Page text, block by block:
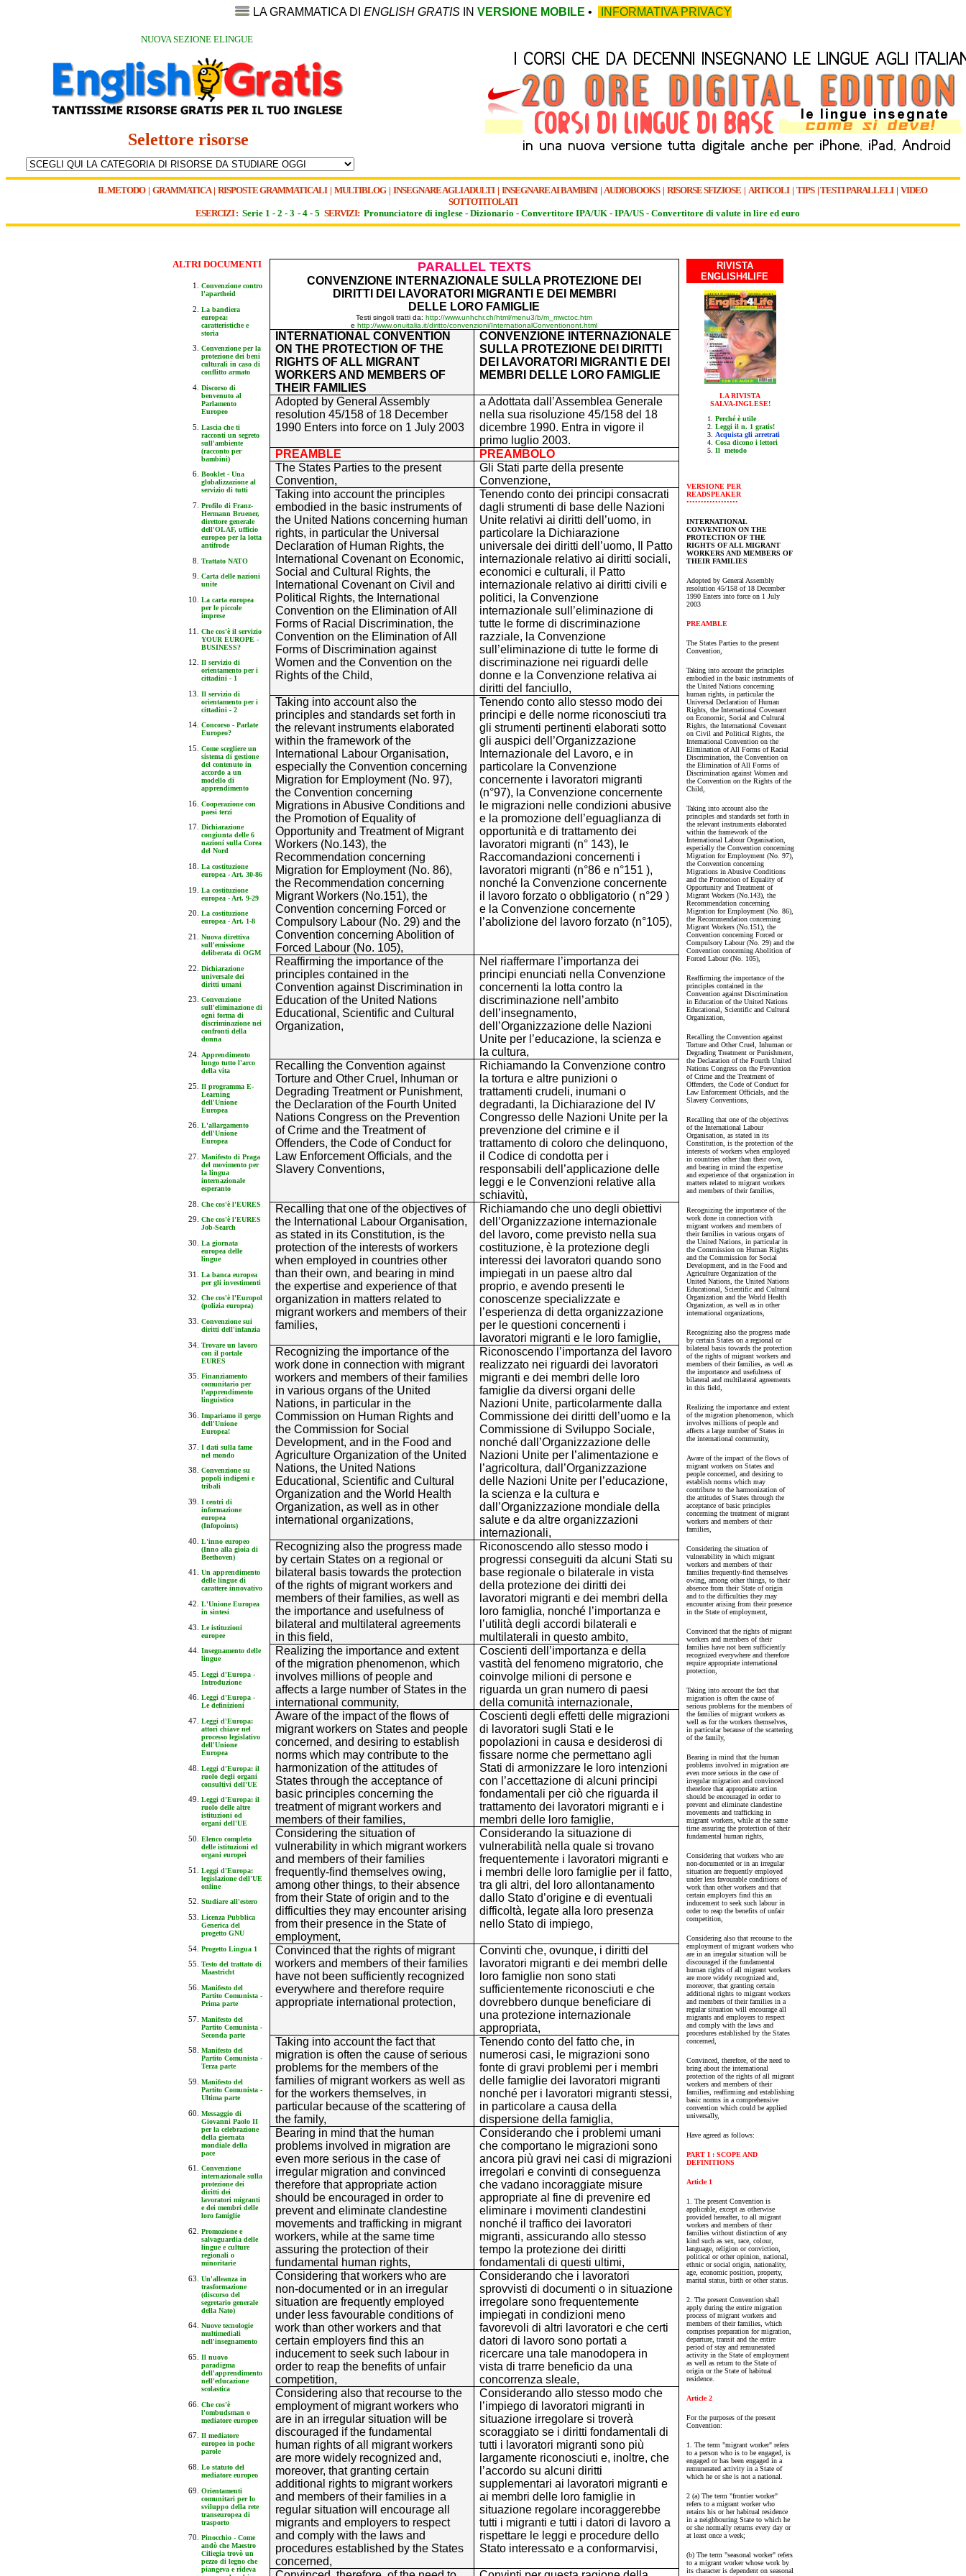
LA GRAMMATICA DI ENGLISH GRATIS IN VERSIONE MOBILE • INFORMATIVA PRIVACY
NUOVA SEZIONE ELINGUE
Selettore risorse
IL METODO| GRAMMATICA| RISPOSTE GRAMMATICALI| MULTIBLOG| INSEGNARE AGLI ADULTI | INSEGNARE AI BAMBINI| AUDIOBOOKS| RISORSE SFIZIOSE | ARTICOLI| TIPS|TESTI PARALLELI| VIDEO
SOTTOTITOLATI
ESERCIZI : Serie 1 -2 - 3 -4- 5 SERVIZI: Pronunciatore di inglese - Dizionario - Convertitore IPA/UK- IPA/US- Convertitore di valute in lire ed euro
ALTRI DOCUMENTI
Convenzione contro
l'apartheid
La bandiera
europea:
caratteristiche e
storia
Convenzione per la
protezione dei beni
culturali in caso di
conflitto armato
Discorso di
benvenuto al
Parlamento
Europeo
Lascia che ti
racconti un segreto
sull'ambiente
(racconto per
bambini)
Booklet - Una
globalizzazione al
servizio di tutti
Profilo di Franz-
Hermann Bruener,
direttore generale
dell'OLAF, ufficio
europeo per la lotta
antifrode
Trattato NATO
Carta delle nazioni
unite
La carta europea
per le piccole
imprese
Che cos'è il servizio
YOUR EUROPE -
BUSINESS?
Il servizio di
orientamento per i
cittadini - 1
Il servizio di
orientamento per i
cittadini - 2
Concorso - Parlate
Europeo?
Come scegliere un
sistema di gestione
del contenuto in
accordo a un
modello di
apprendimento
Cooperazione con
paesi terzi
Dichiarazione
congiunta delle 6
nazioni sulla Corea
del Nord
La costituzione
europea - Art. 30-86
La costituzione
europea - Art. 9-29
La costituzione
europea - Art. 1-8
Nuova direttiva
sull'emissione
deliberata di OGM
Dichiarazione
universale dei
diritti umani
Convenzione
sull'eliminazione di
ogni forma di
discriminazione nei
confronti della
donna
Apprendimento
lungo tutto l'arco
della vita
Il programma E-
Learning
dell'Unione
Europea
L'allargamento
dell'Unione
Europea
Manifesto di Praga
del movimento per
la lingua
internazionale
esperanto
Che cos'è l'EURES
Che cos'è l'EURES
Job-Search
La giornata
europea delle
lingue
La banca europea
per gli investimenti
Che cos'è l'Europol
(polizia europea)
Convenzione sui
diritti dell'infanzia
Trovare un lavoro
con il portale
EURES
Finanziamento
comunitario per
l'apprendimento
linguistico
Impariamo il gergo
dell'Unione
Europea!
I dati sulla fame
nel mondo
Convenzione su
popoli indigeni e
tribali
I centri di
informazione
europea
(Infopoints)
L'inno europeo
(Inno alla gioia di
Beethoven)
Un apprendimento
delle lingue di
carattere innovativo
L'Unione Europea
in sintesi
Le istituzioni
europee
Insegnamento delle
lingue
Leggi d'Europa -
Introduzione
Leggi d'Europa -
Le definizioni
Leggi d'Europa:
attori chiave nel
processo legislativo
dell'Unione
Europea
Leggi d'Europa: il
ruolo degli organi
consultivi dell'UE
Leggi d'Europa: il
ruolo delle altre
istituzioni od
organi dell'UE
Elenco completo
delle istituzioni ed
organi europei
Leggi d'Europa:
legislazione dell'UE
online
Studiare all'estero
Licenza Pubblica
Generica del
progetto GNU
Progetto Lingua 1
Testo del trattato di
Maastricht
Manifesto del
Partito Comunista -
Prima parte
Manifesto del
Partito Comunista -
Seconda parte
Manifesto del
Partito Comunista -
Terza parte
Manifesto del
Partito Comunista -
Ultima parte
Messaggio di
Giovanni Paolo II
per la celebrazione
della giornata
mondiale della
pace
Convenzione
internazionale sulla
protezione dei
diritti dei
lavoratori migranti
e dei membri delle
loro famiglie
Promozione e
salvaguardia delle
lingue e culture
regionali o
minoritarie
Un'alleanza in
trasformazione
(discorso del
segretario generale
della Nato)
Nuove tecnologie
multimediali
nell'insegnamento
Il nuovo
paradigma
dell'apprendimento
nell'educazione
scolastica
Che cos'è
l'ombudsman o
mediatore europeo
Il mediatore
europeo in poche
parole
Lo statuto del
mediatore europeo
Orientamenti
comunitari per lo
sviluppo della rete
transeuropea di
trasporto
Pinocchio - Come
andò che Maestro
Ciliegia trovò un
pezzo di legno che
piangeva e rideva
PARALLEL TEXTS
CONVENZIONE INTERNAZIONALE SULLA PROTEZIONE DEI
DIRITTI DEI LAVORATORI MIGRANTI E DEI MEMBRI
DELLE LORO FAMIGLIE
Testi singoli tratti da: http://www.unhchr.ch/html/menu3/b/m_mwctoc.htm
e http://www.onuitalia.it/diritto/convenzioni/InternationalConventionont.html
INTERNATIONAL CONVENTION
ON THE PROTECTION OF THE
RIGHTS OF ALL MIGRANT
WORKERS AND MEMBERS OF
THEIR FAMILIES
CONVENZIONE INTERNAZIONALE
SULLA PROTEZIONE DEI DIRITTI
DEI LAVORATORI MIGRANTI E DEI
MEMBRI DELLE LORO FAMIGLIE
Adopted by General Assembly
resolution 45/158 of 18 December
1990 Enters into force on 1 July 2003
a Adottata dall’Assemblea Generale
nella sua risoluzione 45/158 del 18
dicembre 1990. Entra in vigore il
primo luglio 2003.
PREAMBLE
PREAMBOLO
The States Parties to the present
Convention,
Gli Stati parte della presente
Convenzione,
Taking into account the principles
embodied in the basic instruments of
the United Nations concerning human
rights, in particular the Universal
Declaration of Human Rights, the
International Covenant on Economic,
Social and Cultural Rights, the
International Covenant on Civil and
Political Rights, the International
Convention on the Elimination of All
Forms of Racial Discrimination, the
Convention on the Elimination of All
Forms of Discrimination against
Women and the Convention on the
Rights of the Child,
Tenendo conto dei principi consacrati
dagli strumenti di base delle Nazioni
Unite relativi ai diritti dell’uomo, in
particolare la Dichiarazione
universale dei diritti dell’uomo, Il Patto
internazionale relativo ai diritti sociali,
economici e culturali, il Patto
internazionale relativo ai diritti civili e
politici, la Convenzione
internazionale sull’eliminazione di
tutte le forme di discriminazione
razziale, la Convenzione
sull’eliminazione di tutte le forme di
discriminazione nei riguardi delle
donne e la Convenzione relativa ai
diritti del fanciullo,
Taking into account also the
principles and standards set forth in
the relevant instruments elaborated
within the framework of the
International Labour Organisation,
especially the Convention concerning
Migration for Employment (No. 97),
the Convention concerning
Migrations in Abusive Conditions and
the Promotion of Equality of
Opportunity and Treatment of Migrant
Workers (No.143), the
Recommendation concerning
Migration for Employment (No. 86),
the Recommendation concerning
Migrant Workers (No.151), the
Convention concerning Forced or
Compulsory Labour (No. 29) and the
Convention concerning Abolition of
Forced Labour (No. 105),
Tenendo conto allo stesso modo dei
principi e delle norme riconosciuti tra
gli strumenti pertinenti elaborati sotto
gli auspici dell’Organizzazione
Internazionale del Lavoro, e in
particolare la Convenzione
concernente i lavoratori migranti
(n°97), la Convenzione concernente
le migrazioni nelle condizioni abusive
e la promozione dell’eguaglianza di
opportunità e di trattamento dei
lavoratori migranti (n° 143), le
Raccomandazioni concernenti i
lavoratori migranti (n°86 e n°151 ),
nonché la Convenzione concernente
il lavoro forzato o obbligatorio ( n°29 )
e la Convenzione concernente
l’abolizione del lavoro forzato (n°105),
Reaffirming the importance of the
principles contained in the
Convention against Discrimination in
Education of the United Nations
Educational, Scientific and Cultural
Organization,
Nel riaffermare l’importanza dei
principi enunciati nella Convenzione
concernenti la lotta contro la
discriminazione nell’ambito
dell’insegnamento,
dell’Organizzazione delle Nazioni
Unite per l’educazione, la scienza e
la cultura,
Recalling the Convention against
Torture and Other Cruel, Inhuman or
Degrading Treatment or Punishment,
the Declaration of the Fourth United
Nations Congress on the Prevention
of Crime and the Treatment of
Offenders, the Code of Conduct for
Law Enforcement Officials, and the
Slavery Conventions,
Richiamando la Convenzione contro
la tortura e altre punizioni o
trattamenti crudeli, inumani o
degradanti, la Dichiarazione del IV
Congresso delle Nazioni Unite per la
prevenzione del crimine e il
trattamento di coloro che delinquono,
il Codice di condotta per i
responsabili dell’applicazione delle
leggi e le Convenzioni relative alla
schiavitù,
Recalling that one of the objectives of
the International Labour Organisation,
as stated in its Constitution, is the
protection of the interests of workers
when employed in countries other
than their own, and bearing in mind
the expertise and experience of that
organization in matters related to
migrant workers and members of their
families,
Richiamando che uno degli obiettivi
dell’Organizzazione internazionale
del lavoro, come previsto nella sua
costituzione, è la protezione degli
interessi dei lavoratori quando sono
impiegati in un paese altro dal
proprio, e avendo presenti le
conoscenze specializzate e
l’esperienza di detta organizzazione
per le questioni concernenti i
lavoratori migranti e le loro famiglie,
Recognizing the importance of the
work done in connection with migrant
workers and members of their families
in various organs of the United
Nations, in particular in the
Commission on Human Rights and
the Commission for Social
Development, and in the Food and
Agriculture Organization of the United
Nations, the United Nations
Educational, Scientific and Cultural
Organization and the World Health
Organization, as well as in other
international organizations,
Riconoscendo l’importanza del lavoro
realizzato nei riguardi dei lavoratori
migranti e dei membri delle loro
famiglie da diversi organi delle
Nazioni Unite, particolarmente dalla
Commissione dei diritti dell’uomo e la
Commissione di Sviluppo Sociale,
nonché dall’Organizzazione delle
Nazioni Unite per l’alimentazione e
l’agricoltura, dall’Organizzazione
delle Nazioni Unite per l’educazione,
la scienza e la cultura e
dall’Organizzazione mondiale della
salute e da altre organizzazioni
internazionali,
Recognizing also the progress made
by certain States on a regional or
bilateral basis towards the protection
of the rights of migrant workers and
members of their families, as well as
the importance and usefulness of
bilateral and multilateral agreements
in this field,
Riconoscendo allo stesso modo i
progressi conseguiti da alcuni Stati su
base regionale o bilaterale in vista
della protezione dei diritti dei
lavoratori migranti e dei membri della
loro famiglia, nonché l’importanza e
l’utilità degli accordi bilaterali e
multilaterali in questo ambito,
Realizing the importance and extent
of the migration phenomenon, which
involves millions of people and
affects a large number of States in the
international community,
Coscienti dell’importanza e della
vastità del fenomeno migratorio, che
coinvolge milioni di persone e
riguarda un gran numero di paesi
della comunità internazionale,
Aware of the impact of the flows of
migrant workers on States and people
concerned, and desiring to establish
norms which may contribute to the
harmonization of the attitudes of
States through the acceptance of
basic principles concerning the
treatment of migrant workers and
members of their families,
Coscienti degli effetti delle migrazioni
di lavoratori sugli Stati e le
popolazioni in causa e desiderosi di
fissare norme che permettano agli
Stati di armonizzare le loro intenzioni
con l’accettazione di alcuni principi
fondamentali per ciò che riguarda il
trattamento dei lavoratori migranti e i
membri delle loro famiglie,
Considering the situation of
vulnerability in which migrant workers
and members of their families
frequently-find themselves owing,
among other things, to their absence
from their State of origin and to the
difficulties they may encounter arising
from their presence in the State of
employment,
Considerando la situazione di
vulnerabilità nella quale si trovano
frequentemente i lavoratori migranti e
i membri delle loro famiglie per il fatto,
tra gli altri, del loro allontanamento
dallo Stato d’origine e di eventuali
difficoltà, legate alla loro presenza
nello Stato di impiego,
Convinced that the rights of migrant
workers and members of their families
have not been sufficiently recognized
everywhere and therefore require
appropriate international protection,
Convinti che, ovunque, i diritti del
lavoratori migranti e dei membri delle
loro famiglie non sono stati
sufficientemente riconosciuti e che
dovrebbero dunque beneficiare di
una protezione internazionale
appropriata,
Taking into account the fact that
migration is often the cause of serious
problems for the members of the
families of migrant workers as well as
for the workers themselves, in
particular because of the scattering of
the family,
Tenendo conto del fatto che, in
numerosi casi, le migrazioni sono
fonte di gravi problemi per i membri
delle famiglie dei lavoratori migranti
nonché per i lavoratori migranti stessi,
in particolare a causa della
dispersione della famiglia,
Bearing in mind that the human
problems involved in migration are
even more serious in the case of
irregular migration and convinced
therefore that appropriate action
should be encouraged in order to
prevent and eliminate clandestine
movements and trafficking in migrant
workers, while at the same time
assuring the protection of their
fundamental human rights,
Considerando che i problemi umani
che comportano le migrazioni sono
ancora più gravi nei casi di migrazioni
irregolari e convinti di conseguenza
che vadano incoraggiate misure
appropriate al fine di prevenire ed
eliminare i movimenti clandestini
nonché il traffico dei lavoratori
migranti, assicurando allo stesso
tempo la protezione dei diritti
fondamentali di questi ultimi,
Considering that workers who are
non-documented or in an irregular
situation are frequently employed
under less favourable conditions of
work than other workers and that
certain employers find this an
inducement to seek such labour in
order to reap the benefits of unfair
competition,
Considerando che i lavoratori
sprovvisti di documenti o in situazione
irregolare sono frequentemente
impiegati in condizioni meno
favorevoli di altri lavoratori e che certi
datori di lavoro sono portati a
ricercare una tale manodopera in
vista di trarre beneficio da una
concorrenza sleale,
Considering also that recourse to the
employment of migrant workers who
are in an irregular situation will be
discouraged if the fundamental
human rights of all migrant workers
are more widely recognized and,
moreover, that granting certain
additional rights to migrant workers
and members of their families in a
regular situation will encourage all
migrants and employers to respect
and comply with the laws and
procedures established by the States
concerned,
Considerando allo stesso modo che
l’impiego di lavoratori migranti in
situazione irregolare si troverà
scoraggiato se i diritti fondamentali di
tutti i lavoratori migranti sono più
largamente riconosciuti e, inoltre, che
l’accordo su alcuni diritti
supplementari ai lavoratori migranti e
ai membri delle loro famiglie in
situazione regolare incoraggerebbe
tutti i migranti e tutti i datori di lavoro a
rispettare le leggi e procedure dello
Stato interessato e a conformarvisi,
RIVISTA
ENGLISH4LIFE
LA RIVISTA
SALVA-INGLESE!
Perché è utile
Leggi il n. 1 gratis!
Acquista gli arretrati
Cosa dicono i lettori
Il metodo
VERSIONE PER
READSPEAKER
••••••••••••••••••
INTERNATIONAL
CONVENTION ON THE
PROTECTION OF THE
RIGHTS OF ALL MIGRANT
WORKERS AND MEMBERS OF
THEIR FAMILIES
Adopted by General Assembly
resolution 45/158 of 18 December
1990 Enters into force on 1 July
2003
PREAMBLE
The States Parties to the present
Convention,
Taking into account the principles
embodied in the basic instruments of
the United Nations concerning
human rights, in particular the
Universal Declaration of Human
Rights, the International Covenant
on Economic, Social and Cultural
Rights, the International Covenant
on Civil and Political Rights, the
International Convention on the
Elimination of All Forms of Racial
Discrimination, the Convention on
the Elimination of All Forms of
Discrimination against Women and
the Convention on the Rights of the
Child,
Taking into account also the
principles and standards set forth in
the relevant instruments elaborated
within the framework of the
International Labour Organisation,
especially the Convention concerning
Migration for Employment (No. 97),
the Convention concerning
Migrations in Abusive Conditions
and the Promotion of Equality of
Opportunity and Treatment of
Migrant Workers (No.143), the
Recommendation concerning
Migration for Employment (No. 86),
the Recommendation concerning
Migrant Workers (No.151), the
Convention concerning Forced or
Compulsory Labour (No. 29) and the
Convention concerning Abolition of
Forced Labour (No. 105),
Reaffirming the importance of the
principles contained in the
Convention against Discrimination
in Education of the United Nations
Educational, Scientific and Cultural
Organization,
Recalling the Convention against
Torture and Other Cruel, Inhuman or
Degrading Treatment or Punishment,
the Declaration of the Fourth United
Nations Congress on the Prevention
of Crime and the Treatment of
Offenders, the Code of Conduct for
Law Enforcement Officials, and the
Slavery Conventions,
Recalling that one of the objectives
of the International Labour
Organisation, as stated in its
Constitution, is the protection of the
interests of workers when employed
in countries other than their own,
and bearing in mind the expertise
and experience of that organization in
matters related to migrant workers
and members of their families,
Recognizing the importance of the
work done in connection with
migrant workers and members of
their families in various organs of
the United Nations, in particular in
the Commission on Human Rights
and the Commission for Social
Development, and in the Food and
Agriculture Organization of the
United Nations, the United Nations
Educational, Scientific and Cultural
Organization and the World Health
Organization, as well as in other
international organizations,
Recognizing also the progress made
by certain States on a regional or
bilateral basis towards the protection
of the rights of migrant workers and
members of their families, as well as
the importance and usefulness of
bilateral and multilateral agreements
in this field,
Realizing the importance and extent
of the migration phenomenon, which
involves millions of people and
affects a large number of States in
the international community,
Aware of the impact of the flows of
migrant workers on States and
people concerned, and desiring to
establish norms which may
contribute to the harmonization of
the attitudes of States through the
acceptance of basic principles
concerning the treatment of migrant
workers and members of their
families,
Considering the situation of
vulnerability in which migrant
workers and members of their
families frequently-find themselves
owing, among other things, to their
absence from their State of origin
and to the difficulties they may
encounter arising from their presence
in the State of employment,
Convinced that the rights of migrant
workers and members of their
families have not been sufficiently
recognized everywhere and therefore
require appropriate international
protection,
Taking into account the fact that
migration is often the cause of
serious problems for the members of
the families of migrant workers as
well as for the workers themselves,
in particular because of the scattering
of the family,
Bearing in mind that the human
problems involved in migration are
even more serious in the case of
irregular migration and convinced
therefore that appropriate action
should be encouraged in order to
prevent and eliminate clandestine
movements and trafficking in
migrant workers, while at the same
time assuring the protection of their
fundamental human rights,
Considering that workers who are
non-documented or in an irregular
situation are frequently employed
under less favourable conditions of
work than other workers and that
certain employers find this an
inducement to seek such labour in
order to reap the benefits of unfair
competition,
Considering also that recourse to the
employment of migrant workers who
are in an irregular situation will be
discouraged if the fundamental
human rights of all migrant workers
are more widely recognized and,
moreover, that granting certain
additional rights to migrant workers
and members of their families in a
regular situation will encourage all
migrants and employers to respect
and comply with the laws and
procedures established by the States
concerned,
Convinced, therefore, of the need to
bring about the international
protection of the rights of all migrant
workers and members of their
families, reaffirming and establishing
basic norms in a comprehensive
convention which could be applied
universally,
Have agreed as follows:
PART I : SCOPE AND
DEFINITIONS
Article 1
1. The present Convention is
applicable, except as otherwise
provided hereafter, to all migrant
workers and members of their
families without distinction of any
kind such as sex, race, colour,
language, religion or conviction,
political or other opinion, national,
ethnic or social origin, nationality,
age, economic position, property,
marital status, birth or other status.
2. The present Convention shall
apply during the entire migration
process of migrant workers and
members of their families, which
comprises preparation for migration,
departure, transit and the entire
period of stay and remunerated
activity in the State of employment
as well as return to the State of
origin or the State of habitual
residence.
Article 2
For the purposes of the present
Convention:
1. The term "migrant worker" refers
to a person who is to be engaged, is
engaged or has been engaged in a
remunerated activity in a State of
which he or she is not a national.
2 (a) The term "frontier worker"
refers to a migrant worker who
retains his or her habitual residence
in a neighbouring State to which he
or she normally returns every day or
at least once a week;
(b) The term "seasonal worker" refers
to a migrant worker whose work by
its character is dependent on seasonal